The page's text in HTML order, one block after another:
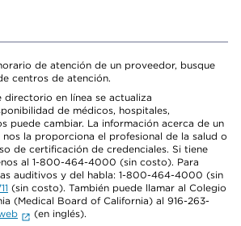
de atención de un proveedor, busque
centros de atención.
directorio en línea se actualiza
de médicos, hospitales,
puede cambiar. La información acerca de un
la proporciona el profesional de la salud o
de certificación de credenciales. Si tiene
al 1-800-464-4000 (sin costo). Para
auditivos y del habla: 1-800-464-4000 (sin
(sin costo). También puede llamar al Colegio
(Medical Board of California) al 916-263-
(en inglés).